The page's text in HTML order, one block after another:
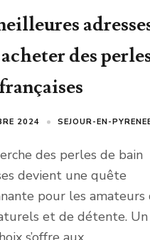
des
2024 SEJOUR-EN-
des perles de bain
devient une quête
pour les amateurs
et de détente. Un